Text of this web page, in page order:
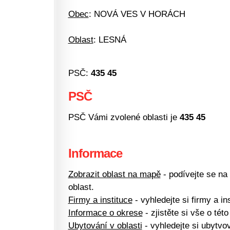
Obec: NOVÁ VES V HORÁCH
Oblast: LESNÁ
PSČ: 435 45
PSČ
PSČ Vámi zvolené oblasti je 435 45
Informace
Zobrazit oblast na mapě- podívejte se na
oblast.
Firmy a instituce- vyhledejte si firmy a
Informace o okrese- zjistěte si vše o této
Ubytování v oblasti - vyhledejte si